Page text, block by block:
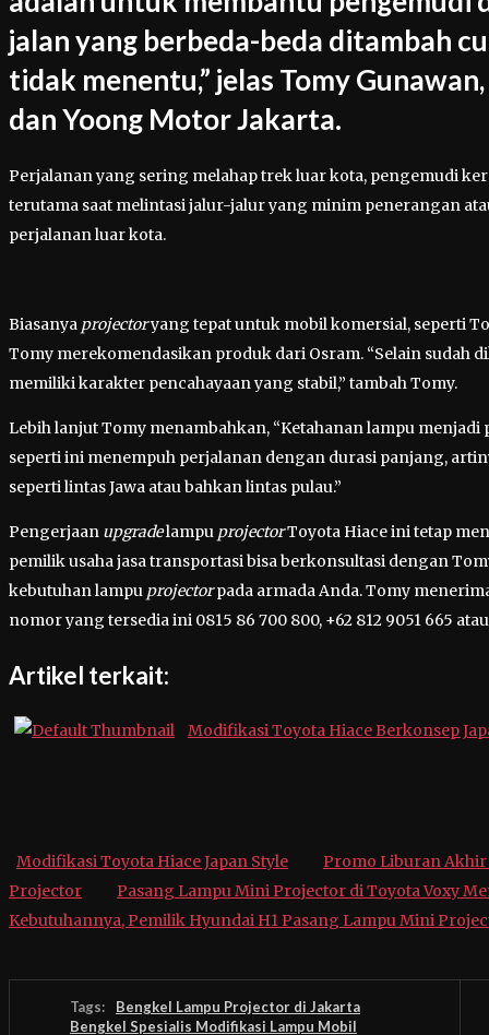
jalan yang berbeda-beda ditambah
tidak menentu,” jelas Tomy
dan Yoong Motor Jakarta.
Perjalanan yang sering melahap trek luar kota, pengemudi
terutama saat melintasi jalur-jalur yang minim penerangan
perjalanan luar kota.
Biasanya projectoryang tepat untuk mobil komersial, seperti
Tomy merekomendasikan produk dari Osram. “Selain sudah
memiliki karakter pencahayaan yang stabil,” tambah Tomy.
Lebih lanjut Tomy menambahkan, “Ketahanan lampu
seperti ini menempuh perjalanan dengan durasi panjang,
seperti lintas Jawa atau bahkan lintas pulau.”
Pengerjaan upgradelampu projectorToyota Hiace ini tetap
pemilik usaha jasa transportasi bisa berkonsultasi dengan
kebutuhan lampu projectorpada armada Anda. Tomy
nomor yang tersedia ini 0815 86 700 800, +62 812 9051 665
Artikel terkait:
Modifikasi Toyota Hiace Berkonsep
Modifikasi Toyota Hiace Japan Style
Promo Liburan
Projector
Pasang Lampu Mini Projector di Toyota Voxy
Kebutuhannya, Pemilik Hyundai H1 Pasang Lampu Mini
Tags:
Bengkel Lampu Projector di Jakarta
Bengkel Spesialis Modifikasi Lampu Mobil